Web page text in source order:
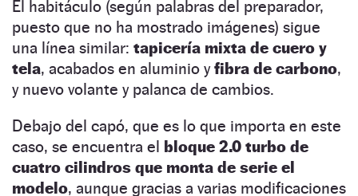
El habitáculo (según palabras del preparador,
puesto que no ha mostrado imágenes) sigue
una línea similar: tapicería mixta de cuero y
tela, acabados en aluminio yfibra de carbono,
y nuevo volante y palanca de cambios.
Debajo del capó, que es lo que importa en este
caso, se encuentra el bloque 2.0 turbo de
cuatro cilindros que monta de serie el
modelo, aunque gracias a varias modificaciones